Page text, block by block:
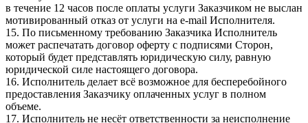
в течение 12 часов после оплаты услуги Заказчиком не выслан
мотивированный отказ от услуги на e-mail Исполнителя.
15. По письменному требованию Заказчика Исполнитель
может распечатать договор оферту с подписями Сторон,
который будет представлять юридическую силу, равную
юридической силе настоящего договора.
16. Исполнитель делает всё возможное для бесперебойного
предоставления Заказчику оплаченных услуг в полном
объеме.
17. Исполнитель не несёт ответственности за неисполнение